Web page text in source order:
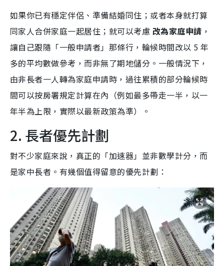
如果你已有穩定伴侶、準備結婚同住；或者本身就打算
同家人合併家庭一起居住；就可以考慮 改為家庭申請 ，
讓自己跟隨「一般申請者」那條行，輪候時間改以 5 年
多的平均數做參考，而非無了期地儲分。一般情況下，
由非長者一人轉為家庭申請時，過往累積的部分輪候時
間可以按房署規定計算在內（例如最多帶走一半，以一
年半為上限，實際以最新政策為準）。
2. 長者優先計劃
對不少家庭來說，真正的「加速器」並非數學計分，而
是家中長者。有幾個值得留意的優先計劃：